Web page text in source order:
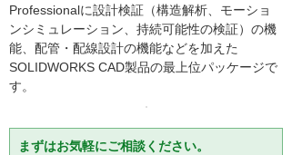
Professionalに設計検証（構造解析、モーショ
ンシミュレーション、持続可能性の検証）の機
能、配管・配線設計の機能などを加えた
SOLIDWORKS CAD製品の最上位パッケージで
す。
まずはお気軽にご相談ください。